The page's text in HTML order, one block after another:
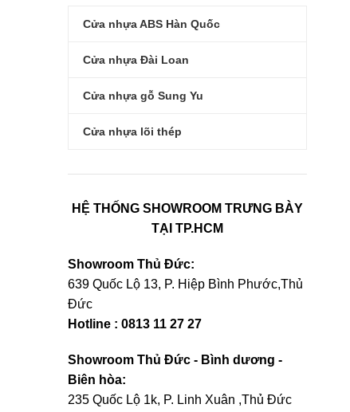
Cửa nhựa ABS Hàn Quốc
Cửa nhựa Đài Loan
Cửa nhựa gỗ Sung Yu
Cửa nhựa lõi thép
HỆ THỐNG SHOWROOM TRƯNG BÀY
TẠI TP.HCM
Showroom Thủ Đức:
639 Quốc Lộ 13, P. Hiệp Bình Phước,Thủ
Đức
Hotline : 0813 11 27 27
Showroom Thủ Đức - Bình dương -
Biên hòa:
235 Quốc Lộ 1k, P. Linh Xuân ,Thủ Đức